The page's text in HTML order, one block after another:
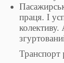
праця. І
Транспорт